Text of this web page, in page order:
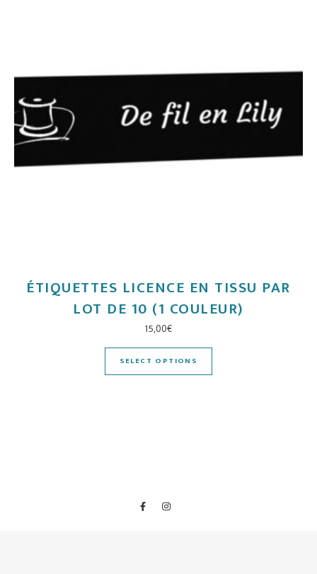
ÉTIQUETTES LICENCE EN TISSU PAR
LOT DE 10 (1 COULEUR)
15,00€
SELECT OPTIONS